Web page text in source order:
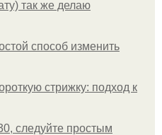
так же делаю
способ изменить
стрижку: подход к
следуйте простым